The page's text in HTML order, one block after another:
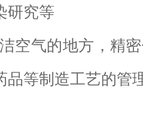
研究等
空气的地方，精
品等制造工艺的管